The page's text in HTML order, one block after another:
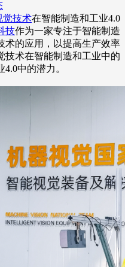
觉技术在智能制造和工业4.0
技作为一家专注于智能制造
术的应用，以提高生产效率
技术在智能制造和工业中的
中的潜力。